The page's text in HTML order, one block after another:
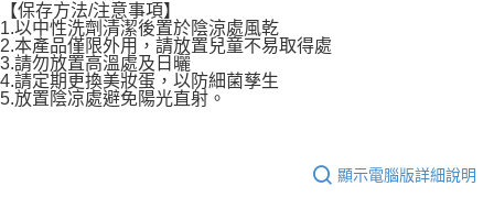
是否繳費成功／繳費後需取消欲退款等相關疑問，請聯繫「AFTEE先享後付
客戶支援中心」https://netprotections.freshdesk.com/support/home
【注意事項】
１．透過由恩沛科技股份有限公司提供之「AFTEE先享後付」服務完成之交
易，需依本服務之必要範圍內提供個人資料，並將交易相關給付款項請求債
３．未成年的使用者請事先徵得法定代理人或監護人之同意方可使用
每筆NT$65，滿NT$499(含以上)免運費
宅配
每筆NT$85，滿NT$499(含以上)免運費
【保存方法/注意事項】
1.以中性洗劑清潔後置於陰涼處風乾
2.本產品僅限外用，請放置兒童不易取得處
3.請勿放置高溫處及日曬
4.請定期更換美妝蛋，以防細菌孳生
5.放置陰凉處避免陽光直射。
顯示電腦版詳細說明